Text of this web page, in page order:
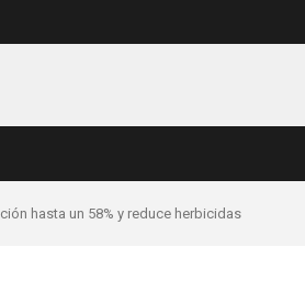
hasta un 58% y reduce herbicidas